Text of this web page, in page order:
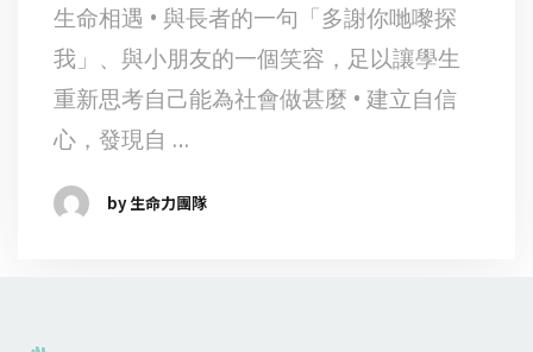
生命相遇 • 與長者的一句「多謝你哋嚟探
我」、與小朋友的一個笑容，足以讓學生
重新思考自己能為社會做甚麼 • 建立自信
心，發現自 …
by 生命力團隊